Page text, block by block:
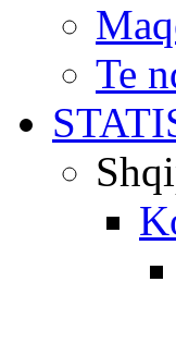
Te